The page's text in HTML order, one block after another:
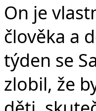
On je
člověka a
týden se
zlobil, že